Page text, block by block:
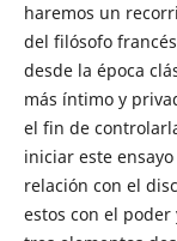
haremos un
del filósofo
desde la época
más íntimo y
el fin de
iniciar este
relación con el
estos con el poder